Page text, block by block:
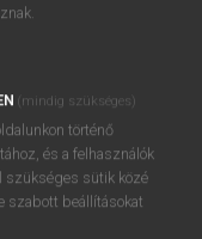
(mindig szükséges)
történő
és a felhasználók
szükséges sütik közé
szabott beállításokat